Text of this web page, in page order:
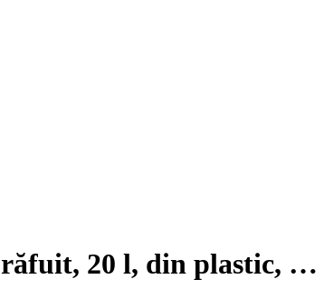
20 l, din plastic, …